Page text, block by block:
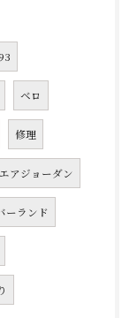
ベロ
修理
エアジョーダン
ーランド